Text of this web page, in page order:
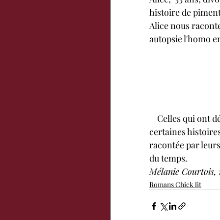
histoire de
Alice nous
autopsie l'homo
certaines
racontée par
du temps.
Mélanie Courtois,
Romans Chick lit